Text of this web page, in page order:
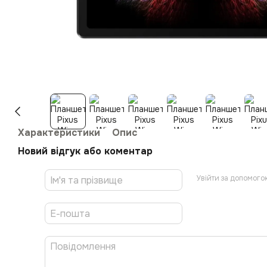
Характеристики
Опис
Новий відгук або коментар
Увійти за